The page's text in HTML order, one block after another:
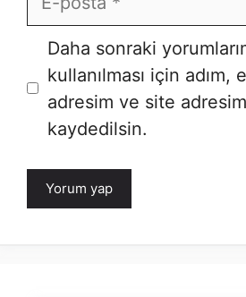
posta
Daha sonraki
kullanılması için adım,
adresim ve site
kaydedilsin.